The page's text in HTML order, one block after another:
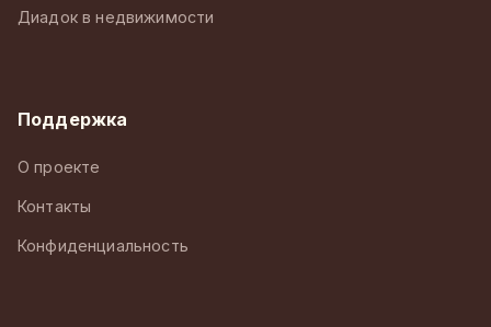
Диадок в недвижимости
Поддержка
О проекте
Контакты
Конфиденциальность